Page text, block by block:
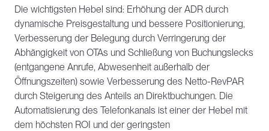
Die wichtigsten Hebel sind: Erhöhung der ADR durch
dynamische Preisgestaltung und bessere Positionierung,
Verbesserung der Belegung durch Verringerung der
Abhängigkeit von OTAs und Schließung von Buchungslecks
(entgangene Anrufe, Abwesenheit außerhalb der
Öffnungszeiten) sowie Verbesserung des Netto-RevPAR
durch Steigerung des Anteils an Direktbuchungen. Die
Automatisierung des Telefonkanals ist einer der Hebel mit
dem höchsten ROI und der geringsten